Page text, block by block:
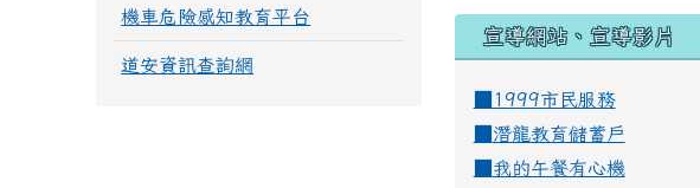
宣導網站、宣導影片
■1999市民服務
潛龍教育儲蓄戶
我的午餐有心機
機車危險感知教育平台
道安資訊查詢網